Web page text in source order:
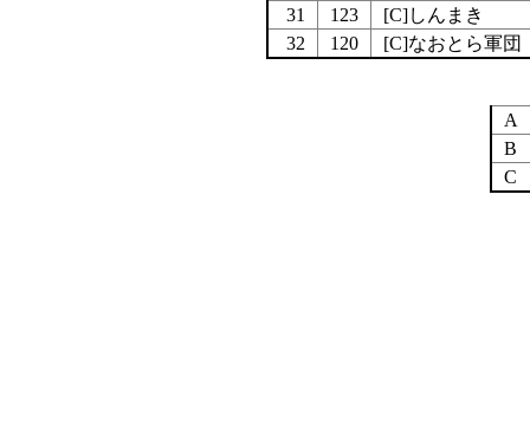
31
123
[C]しんまき
32
120 [C]なおとら軍団
A
B
C